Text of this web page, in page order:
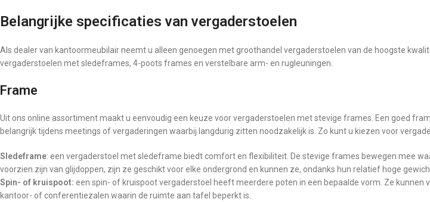
Belangrijke specificaties van vergaderstoelen
Als dealer van kantoormeubilair neemt u alleen genoegen met groothandel vergaderstoelen van de hoogste
vergaderstoelen met sledeframes, 4-poots frames en verstelbare arm- en rugleuningen.
Frame
Uit ons online assortiment maakt u eenvoudig een keuze voor vergaderstoelen met stevige frames. Een goed
belangrijk tijdens meetings of vergaderingen waarbij langdurig zitten noodzakelijk is. Zo kunt u kiezen voor
Sledeframe: een vergaderstoel met sledeframe biedt comfort en flexibiliteit. De stevige frames bewegen mee
voorzien zijn van glijdoppen, zijn ze geschikt voor elke ondergrond en kunnen ze, ondanks hun relatief hoge
Spin- of kruispoot: een spin- of kruispoot vergaderstoel heeft meerdere poten in een bepaalde vorm. Ze
kantoor- of conferentiezalen waarin de ruimte aan tafel beperkt is.